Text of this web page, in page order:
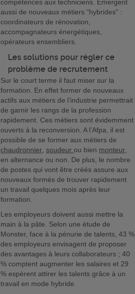
compétences aux techniciens. Émergent
aussi de nouveaux métiers "hybrides" :
coordinateurs de rénovation,
accompagnateurs énergétiques,
opérateurs ensembliers.
Les solutions pour régler ce
problème de recrutement
Sur le court terme il faut miser sur la
formation. En effet former de nouveaux
actifs aux métiers de l’industrie permettrait
de garnir les rangs de la profession
rapidement. Ces métiers sont évidemment
ouverts à la reconversion. A l’Afpa, il est
possible de se former aux métiers de
chaudronnier,soudeurou bien monteur,
en alternance ou non. De plus, le nombre
de postes qui vont être créés assure aux
nouveaux formés de trouver rapidement
un travail quelques mois après leur
formation.
Les employeurs doivent aussi mettre la
main à la pâte. Selon une étude de
Monster, face à la pénurie de talents, 43 %
des employeurs envisagent de proposer
des avantages à leurs collaborateurs ; 40
% comptent augmenter les salaires et 29
% espèrent attirer les talents grâce à un
travail en mode hybride.